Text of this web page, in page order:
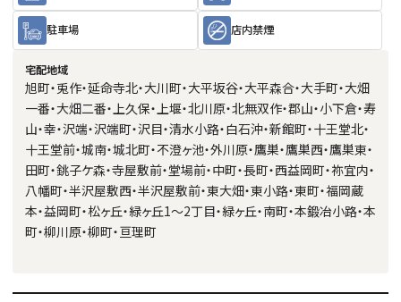
駐車場 店内禁煙
宅配地域
旭町・兎作・延命寺北・大川町・大平坂谷・大平森合・大手町・大畑
一番・大畑二番・上久保・上堰・北川原・北無双作・郡山・小下倉・寿
山・幸・沢端・沢端町・沢目・清水小路・白石沖・新館町・十王堂北・
十王堂前・城南・城北町・不澄ヶ池・外川原・鷹巣・鷹巣西・鷹巣東・
田町・銚子ケ森・寺屋敷前・堂場前・中町・長町・西益岡町・祢宜内・
八幡町・半沢屋敷西・半沢屋敷前・東大畑・東小路・東町・福岡蔵
本・益岡町・松ヶ丘・緑ヶ丘1～2丁目・緑ヶ丘・南町・本鍛冶小路・本
町・柳川原・柳町・亘理町